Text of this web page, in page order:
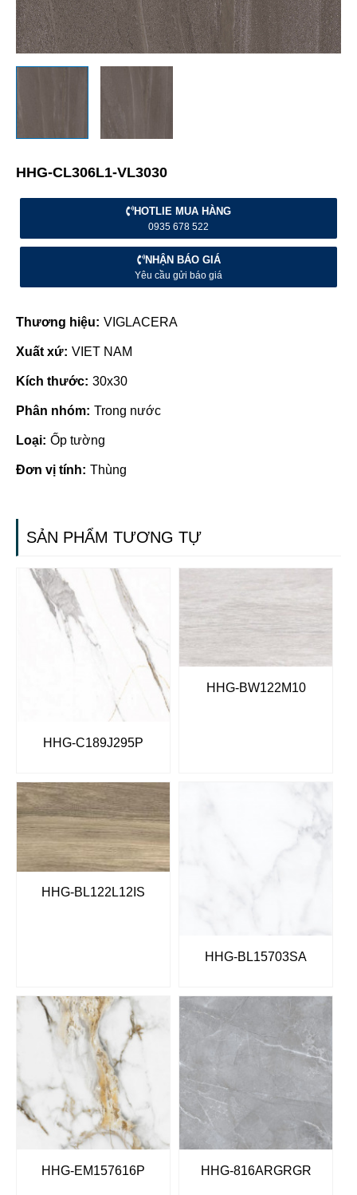
HHG-CL306L1-VL3030
HOTLIE MUA HÀNG
0935 678 522
NHẬN BÁO GIÁ
Yêu cầu gửi báo giá
Thương hiệu: VIGLACERA
Xuất xứ: VIET NAM
Kích thước: 30x30
Phân nhóm: Trong nước
Loại: Ốp tường
Đơn vị tính: Thùng
SẢN PHẨM TƯƠNG TỰ
HHG-C189J295P
HHG-BW122M10
HHG-BL122L12IS
HHG-BL15703SA
HHG-EM157616P HHG-816ARGRGR